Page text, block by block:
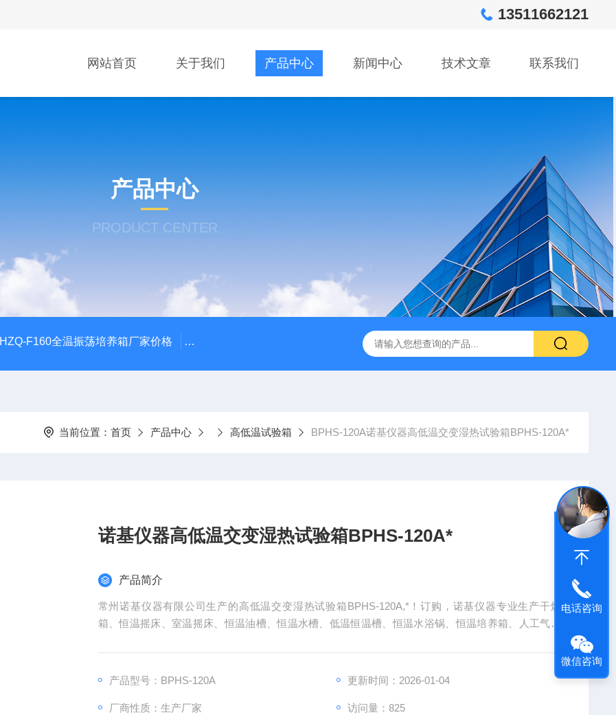
13511662121
网站首页 关于我们 产品中心 新闻中心 技术文章 联系我们
产品中心
PRODUCT CENTER
HZQ-F160全温振荡培养箱厂家价格 GGC-D大型全自动翻转式振荡萃取器 诺基LSHZ-300冷冻水浴恒温振荡器厂家
当前位置： 首页 产品中心 高低温试验箱 BPHS-120A诺基仪器高低温交变湿热试验箱BPHS-120A*
诺基仪器高低温交变湿热试验箱BPHS-120A*
产品简介
常州诺基仪器有限公司生产的高低温交变湿热试验箱BPHS-120A,*！订购，诺基仪器专业生产干燥
箱、恒温摇床、室温摇床、恒温油槽、恒温水槽、低温恒温槽、恒温水浴锅、恒温培养箱、人工气候
产品型号：BPHS-120A 更新时间：2026-01-04
厂商性质：生产厂家 访问量：825
电话咨询
微信咨询